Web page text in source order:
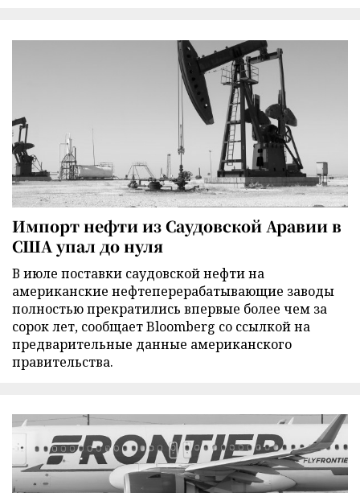
Импорт нефти из Саудовской Аравии в
США упал до нуля
В июле поставки саудовской нефти на
американские нефтеперерабатывающие заводы
полностью прекратились впервые более чем за
сорок лет, сообщает Bloomberg со ссылкой на
предварительные данные американского
правительства.